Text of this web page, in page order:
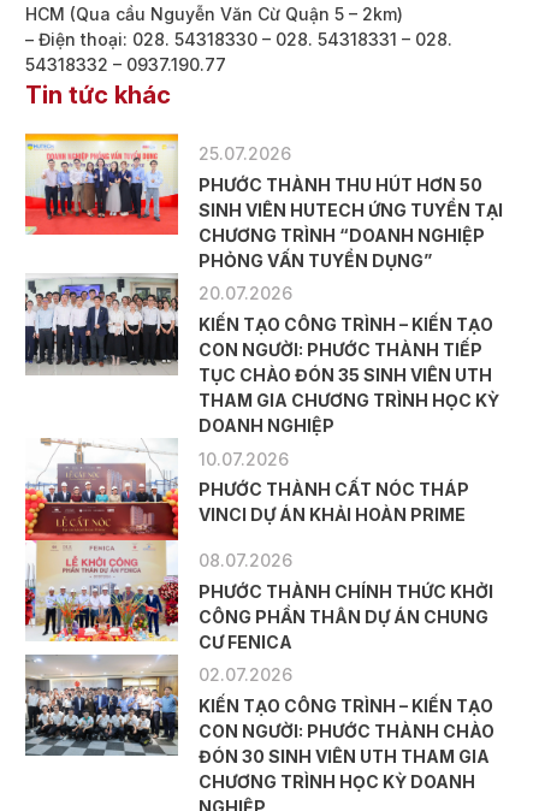
HCM (Qua cầu Nguyễn Văn Cừ Quận 5 – 2km)
– Điện thoại: 028. 54318330 – 028. 54318331 – 028.
54318332 – 0937.190.77
Tin tức khác
25.07.2026
PHƯỚC THÀNH THU HÚT HƠN 50
SINH VIÊN HUTECH ỨNG TUYỂN TẠI
CHƯƠNG TRÌNH “DOANH NGHIỆP
PHỎNG VẤN TUYỂN DỤNG”
20.07.2026
KIẾN TẠO CÔNG TRÌNH – KIẾN TẠO
CON NGƯỜI: PHƯỚC THÀNH TIẾP
TỤC CHÀO ĐÓN 35 SINH VIÊN UTH
THAM GIA CHƯƠNG TRÌNH HỌC KỲ
DOANH NGHIỆP
10.07.2026
PHƯỚC THÀNH CẤT NÓC THÁP
VINCI DỰ ÁN KHẢI HOÀN PRIME
08.07.2026
PHƯỚC THÀNH CHÍNH THỨC KHỞI
CÔNG PHẦN THÂN DỰ ÁN CHUNG
CƯ FENICA
02.07.2026
KIẾN TẠO CÔNG TRÌNH – KIẾN TẠO
CON NGƯỜI: PHƯỚC THÀNH CHÀO
ĐÓN 30 SINH VIÊN UTH THAM GIA
CHƯƠNG TRÌNH HỌC KỲ DOANH
NGHIỆP